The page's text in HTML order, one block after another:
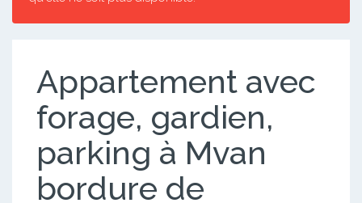
Appartement avec
forage, gardien,
parking à Mvan
bordure de